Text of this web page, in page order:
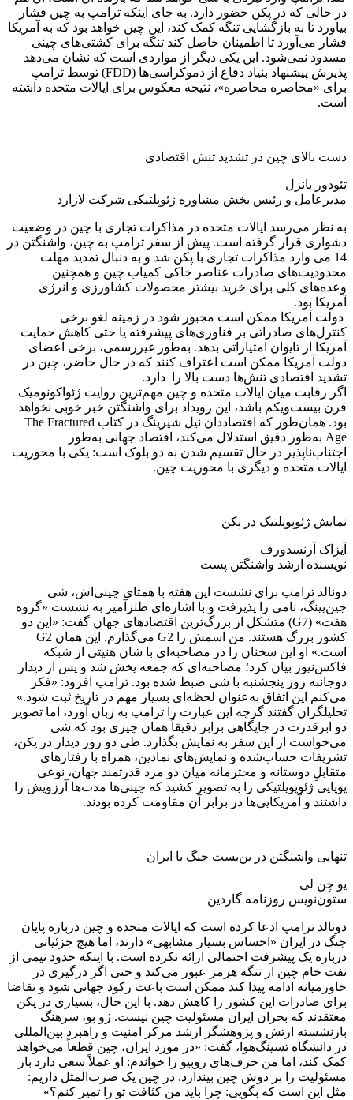
در حالی که در پکن حضور دارد. به جای اینکه ترامپ به چین فشار
بیاورد تا به بازگشایی تنگه کمک کند، این چین خواهد بود که به آمریکا
فشار می‌آورد تا اطمینان حاصل کند تنگه برای کشتی‌های چینی
مسدود نمی‌شود. این یکی دیگر از مواردی است که نشان می‌دهد
پذیرش پیشنهاد بنیاد دفاع از دموکراسی‌ها (FDD) توسط ترامپ
برای «محاصره محاصره»، نتیجه معکوس برای ایالات متحده داشته
است.
دست بالای چین در تشدید تنش اقتصادی
تئودور بانزل
مدیرعامل و رئیس بخش مشاوره ژئوپلتیکی شرکت لازارد
به نظر می‌رسد ایالات متحده در مذاکرات تجاری با چین در وضعیت
دشواری قرار گرفته است. پیش از سفر ترامپ به چین، واشنگتن در
14 می ‌وارد مذاکرات تجاری با پکن شد و به دنبال تمدید مهلت
محدودیت‌های صادرات عناصر خاکی کمیاب چین و همچنین
وعده‌های کلی برای خرید بیشتر محصولات کشاورزی و انرژی
آمریکا بود.
دولت آمریکا ممکن است مجبور شود در زمینه لغو برخی
کنترل‌های صادراتی بر فناوری‌های پیشرفته یا حتی کاهش حمایت
آمریکا از تایوان امتیازاتی بدهد. به‌طور غیررسمی، برخی اعضای
دولت آمریکا ممکن است اعتراف کنند که در حال حاضر، چین در
تشدید اقتصادی تنش‌ها دست بالا را دارد.
اگر رقابت میان ایالات متحده و چین مهم‌ترین روایت ژئواکونومیک
قرن بیست‌ویکم باشد، این رویداد برای واشنگتن خبر خوبی نخواهد
بود. همان‌طور که اقتصاددان نیل شیرینگ در کتاب The Fractured
Age به‌طور دقیق استدلال می‌کند، اقتصاد جهانی به‌طور
اجتناب‌ناپذیر در حال تقسیم شدن به دو بلوک است: یکی با محوریت
ایالات متحده و دیگری با محوریت چین.
نمایش ژئوپوپلتیک در پکن
آیزاک آرنسدورف
نویسنده ارشد واشنگتن پست
دونالد ترامپ برای نشست این هفته با همتای چینی‌اش، شی
جین‌پینگ، نامی را پذیرفت و با اشاره‌ای طنزآمیز به نشست «گروه
هفت» (G7) متشکل از بزرگ‌ترین اقتصادهای جهان گفت: «این دو
کشور بزرگ هستند. من اسمش را G2 می‌گذارم. این همان G2
است.» او این سخنان را در مصاحبه‌ای با شان هنیتی از شبکه
فاکس‌نیوز بیان کرد؛ مصاحبه‌ای که جمعه پخش شد و پس از دیدار
دوجانبه روز پنجشنبه با شی ضبط شده بود. ترامپ افزود: «فکر
می‌کنم این اتفاق به‌عنوان لحظه‌ای بسیار مهم در تاریخ ثبت شود.»
تحلیلگران گفتند گرچه این عبارت را ترامپ به زبان آورد، اما تصویر
دو ابرقدرت در جایگاهی برابر دقیقاً همان چیزی بود که شی
می‌خواست از این سفر به نمایش بگذارد. طی دو روز دیدار در پکن،
تشریفات حساب‌شده و نمایش‌های نمادین، همراه با رفتارهای
متقابلِ دوستانه و محترمانه میان دو مرد قدرتمند جهان، نوعی
پویایی ژئوپوپلتیکی را به تصویر کشید که چینی‌ها مدت‌ها آرزویش را
داشتند و آمریکایی‌ها در برابر آن مقاومت کرده بودند.
تنهایی واشنگتن در بن‌بست جنگ با ایران
یو چن لی
ستون‌نویس روزنامه گاردین
دونالد ترامپ ادعا کرده است که ایالات متحده و چین درباره پایان
جنگ در ایران «احساس بسیار مشابهی» دارند، اما هیچ جزئیاتی
درباره یک پیشرفت احتمالی ارائه نکرده است. با اینکه حدود نیمی از
نفت خام چین از تنگه هرمز عبور می‌کند و حتی اگر درگیری در
خاورمیانه ادامه پیدا کند ممکن است باعث رکود جهانی شود و تقاضا
برای صادرات این کشور را کاهش دهد. با این حال، بسیاری در پکن
معتقدند که بحران ایران مسئولیت چین نیست. ژو بو، سرهنگ
بازنشسته ارتش و پژوهشگر ارشد مرکز امنیت و راهبرد بین‌المللی
در دانشگاه تسینگ‌هوا، گفت: «در مورد ایران، چین قطعاً می‌خواهد
کمک کند، اما من حرف‌های روبیو را خواندم: او عملاً سعی دارد بار
مسئولیت را بر دوش چین بیندازد. در چین یک ضرب‌المثل داریم:
مثل این است که بگویی: چرا باید من کثافت تو را تمیز کنم؟»